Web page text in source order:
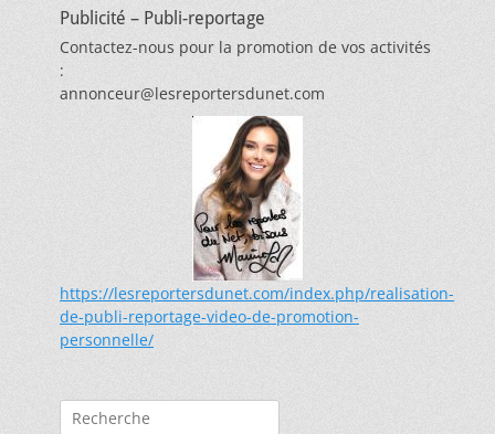
Publicité – Publi-reportage
Contactez-nous pour la promotion de vos activités
:
annonceur@lesreportersdunet.com
https://lesreportersdunet.com/index.php/realisation-
de-publi-reportage-video-de-promotion-
personnelle/
Rechercher :